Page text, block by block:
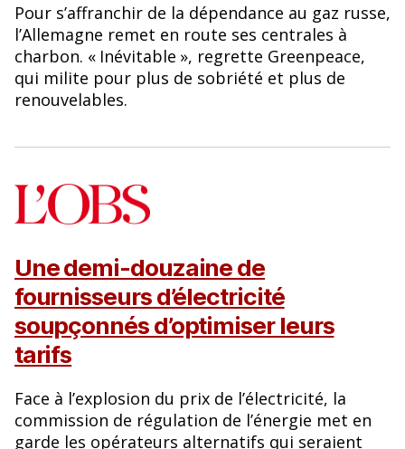
Pour s’affranchir de la dépendance au gaz russe,
l’Allemagne remet en route ses centrales à
charbon. « Inévitable », regrette Greenpeace,
qui milite pour plus de sobriété et plus de
renouvelables.
Une demi-douzaine de
fournisseurs d’électricité
soupçonnés d’optimiser leurs
tarifs
Face à l’explosion du prix de l’électricité, la
commission de régulation de l’énergie met en
garde les opérateurs alternatifs qui seraient